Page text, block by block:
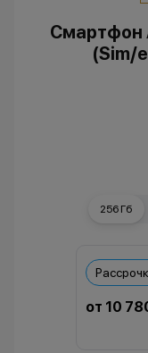
Смартфон
(Sim/
256 Гб
от 10